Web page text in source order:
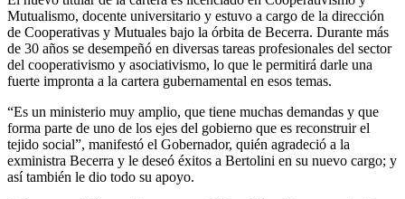
Mutualismo, docente universitario y estuvo a cargo de la dirección
de Cooperativas y Mutuales bajo la órbita de Becerra. Durante más
de 30 años se desempeñó en diversas tareas profesionales del sector
del cooperativismo y asociativismo, lo que le permitirá darle una
fuerte impronta a la cartera gubernamental en esos temas.
“Es un ministerio muy amplio, que tiene muchas demandas y que
forma parte de uno de los ejes del gobierno que es reconstruir el
tejido social”, manifestó el Gobernador, quién agradeció a la
exministra Becerra y le deseó éxitos a Bertolini en su nuevo cargo; y
así también le dio todo su apoyo.